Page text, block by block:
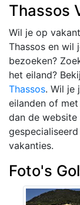
Thassos
Wil je op
Thassos en wil
bezoeken?
het eiland?
Thassos. Wil je
eilanden of
dan de website
vakanties.
Foto's